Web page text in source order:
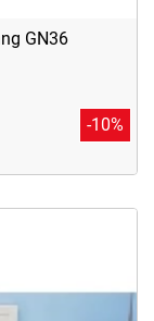
GN36
-10%